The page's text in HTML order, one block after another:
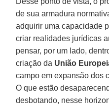
de sua armadura
adquirir uma capacidade
criar realidades jurídicas
pensar, por um lado,
criação da União
campo em expansão dos
O que estão
desbotando, nesse